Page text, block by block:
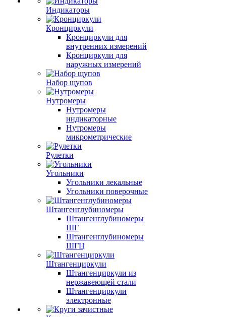
Индикаторы
Кронциркули
Кронциркули для
внутренних измерений
Кронциркули для
наружных измерений
Набор щупов
Нутромеры
Нутромеры
индикаторные
Нутромеры
микрометрические
Рулетки
Угольники
Угольники лекальные
Угольники поверочные
Штангенглубиномеры
Штангенглубиномеры
ШГ
Штангенглубиномеры
ШГЦ
Штангенциркули
Штангенциркули из
нержавеющей стали
Штангенциркули
электронные